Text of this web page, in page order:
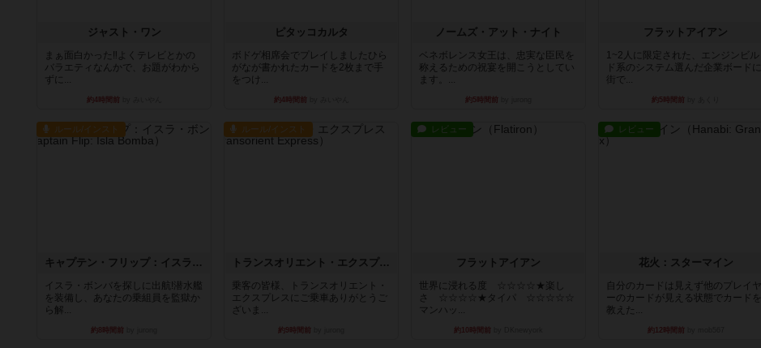
ジャスト・ワン
まぁ面白かった‼️よくテレビとかの
バラエティなんかで、お題がわから
ずに...
約4時間前
ピタッコカルタ
ボドゲ相席会でプレイしましたひら
がなが書かれたカードを2枚まで手
をつけ...
約4時間前
ノームズ・アット・ナイト
ベネボレンス女王は、忠実な臣民を
称えるための祝宴を開こうとしてい
ます。...
約5時間前
フラットアイアン
1~2人に限定された、エンジンビル
ド系のシステム選んだ企業ボードに
街で...
約5時間前
ルール/インスト
キャプテン・フリップ：イスラ・ボンバ
イスラ・ボンバを探しに出航!潜水艦
を装備し、あなたの乗組員を監獄か
ら解...
約8時間前
ルール/インスト
トランスオリエント・エクスプレス
乗客の皆様、トランスオリエント・
エクスプレスにご乗車ありがとうご
ざいま...
約9時間前
レビュー
フラットアイアン
世界に浸れる度 ☆☆☆☆★楽し
さ ☆☆☆☆★タイパ ☆☆☆☆☆
マンハッ...
約10時間前
レビュー
花火：スターマイン
自分のカードは見えず他のプレイヤ
ーのカードが見える状態でカードを
教えた...
約12時間前